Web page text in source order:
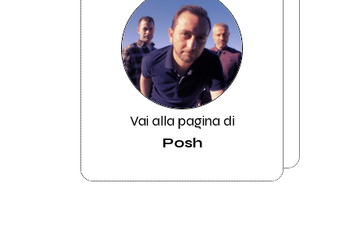
Vai alla pagina di
Posh